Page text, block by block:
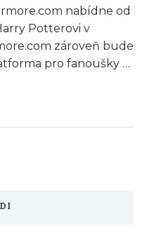
nabídne od
Potterovi v
zároveň bude
pro fanoušky …